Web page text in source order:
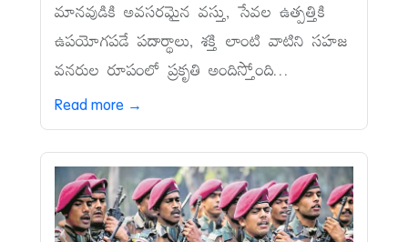
మానవుడికి అవసరమైన వస్తు, సేవల ఉత్పత్తికి
ఉపయోగపడే పదార్థాలు, శక్తి లాంటి వాటిని సహజ
వనరుల రూపంలో ప్రకృతి అందిస్తోంది...
Read more →